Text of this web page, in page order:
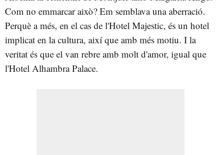
Com no emmarcar això? Em semblava una aberració.
Perquè a més, en el cas de l'Hotel Majestic, és un hotel
implicat en la cultura, així que amb més motiu. I la
veritat és que el van rebre amb molt d'amor, igual que
l'Hotel Alhambra Palace.